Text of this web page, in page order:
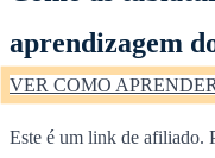
aprendizagem
VER COMO
Este é um link de afiliado.